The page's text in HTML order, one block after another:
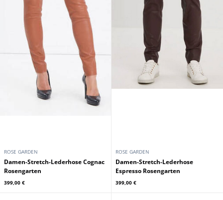
ROSE GARDEN
Damen-Stretch-Lederhose Cognac
Rosengarten
399,00 €
ROSE GARDEN
Damen-Stretch-Lederhose
Espresso Rosengarten
399,00 €